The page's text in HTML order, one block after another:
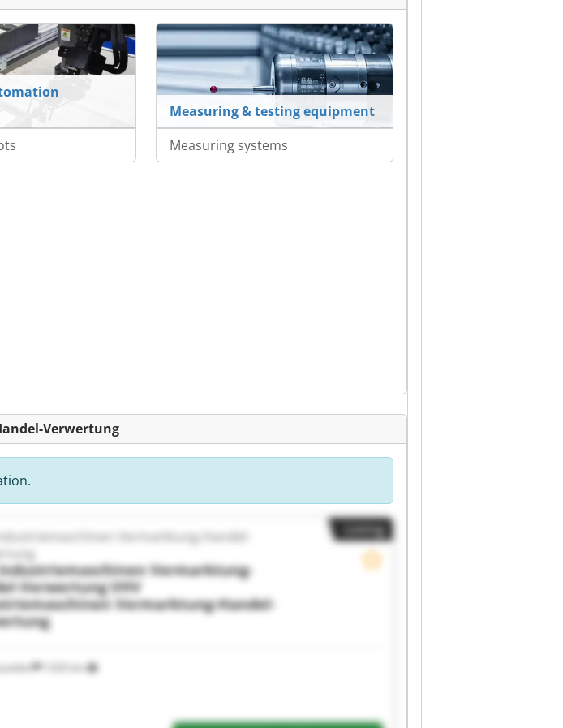
Measuring & testing equipment
Measuring systems
Verwertung
Listing
7,655 km
Vermarktung-Handel-
Vermarktung-
VerwertungVHV
Vermarktung-Handel-